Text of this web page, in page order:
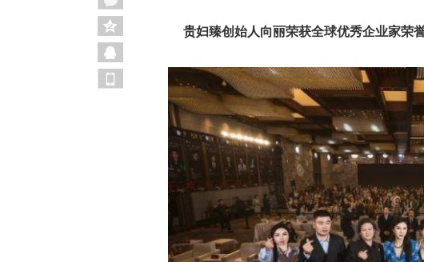
贵妇臻创始人向丽荣获全球优秀企业家荣